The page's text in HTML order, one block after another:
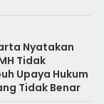
Nyatakan
Tidak
Upaya Hukum
Tidak Benar